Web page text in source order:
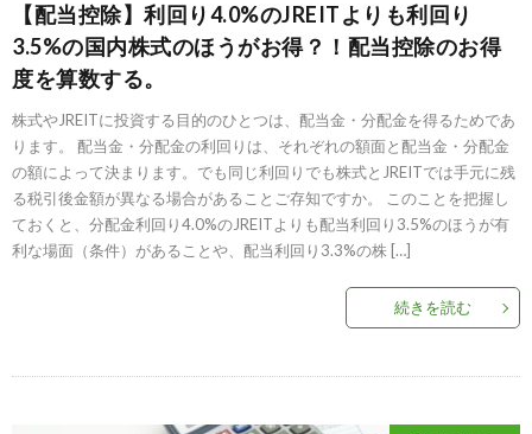
【配当控除】利回り4.0%のJREITよりも利回り
3.5%の国内株式のほうがお得？！配当控除のお得
度を算数する。
株式やJREITに投資する目的のひとつは、配当金・分配金を得るためであ
ります。 配当金・分配金の利回りは、それぞれの額面と配当金・分配金
の額によって決まります。でも同じ利回りでも株式とJREITでは手元に残
る税引後金額が異なる場合があることご存知ですか。 このことを把握し
ておくと、分配金利回り4.0%のJREITよりも配当利回り3.5%のほうが有
利な場面（条件）があることや、配当利回り3.3%の株 […]
続きを読む